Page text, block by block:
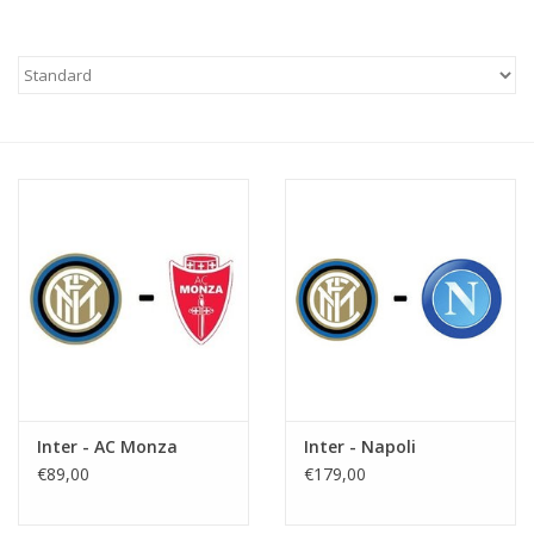
Inter - AC Monza
€89,00
Inter - Napoli
€179,00